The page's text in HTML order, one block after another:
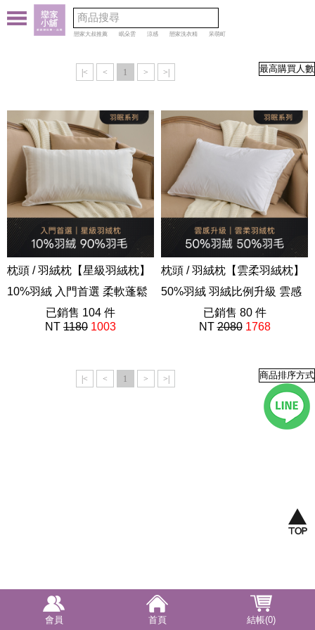
戀家大叔推薦 眠朵雲 涼感 戀家洗衣精 呆萌町
|< < 1 > >|
枕頭 / 羽絨枕【星級羽絨枕】
10%羽絨 入門首選 柔軟蓬鬆
羽眠系列
已銷售 104 件
NT 1180 1003
枕頭 / 羽絨枕【雲柔羽絨枕】
50%羽絨 羽絨比例升級 雲感
包覆 全棉立體表布
羽眠系列
已銷售 80 件
NT2080 1768
|< < 1 > >|
會員 首頁 結帳(0)